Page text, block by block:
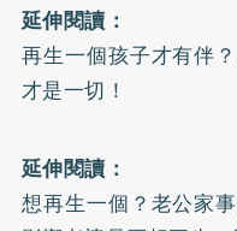
延伸閱讀：
再生一個孩子才有伴
才是一切！
延伸閱讀：
想再生一個？老公家